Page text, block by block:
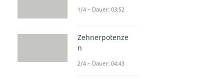
1/4 – Dauer: 03:52
Zehnerpotenze
n
2/4 – Dauer: 04:43